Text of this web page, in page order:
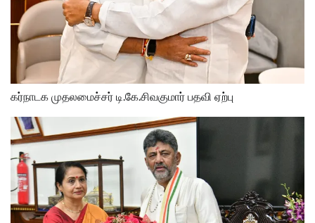
கர்நாடக முதலமைச்சர் டி.கே.சிவகுமார் பதவி ஏற்பு